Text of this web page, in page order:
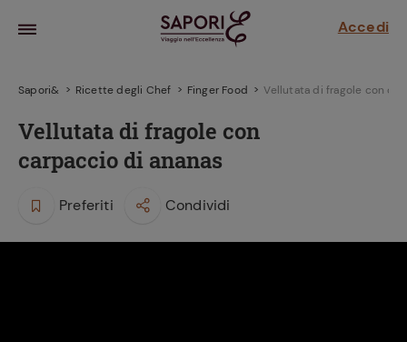
Accedi
Sapori& Ricette degli Chef Finger Food Vellutata di fragole con
Vellutata di fragole con
carpaccio di ananas
Preferiti Condividi